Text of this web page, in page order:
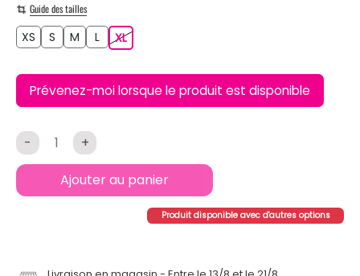
Guide des tailles
XS S M L XLXL
Prévenez-moi lorsque le produit est disponible
- +
Ajouter au panier
Produit disponible avec d'autres options